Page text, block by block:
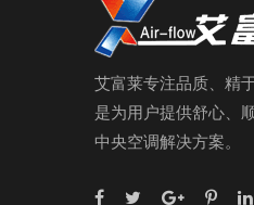
艾富莱专注品质、精
是为用户提供舒心、
中央空调解决方案。